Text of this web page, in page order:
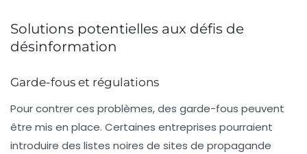
Solutions potentielles aux défis de
désinformation
Garde-fous et régulations
Pour contrer ces problèmes, des garde-fous peuvent
être mis en place. Certaines entreprises pourraient
introduire des listes noires de sites de propagande